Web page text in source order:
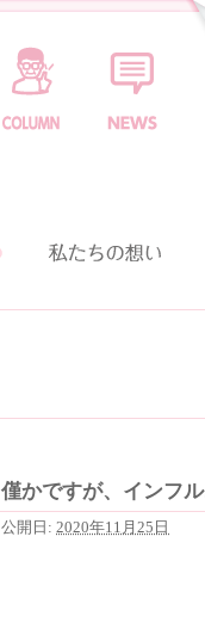
僅かですが、インフ
公開日: 2020年11月25日